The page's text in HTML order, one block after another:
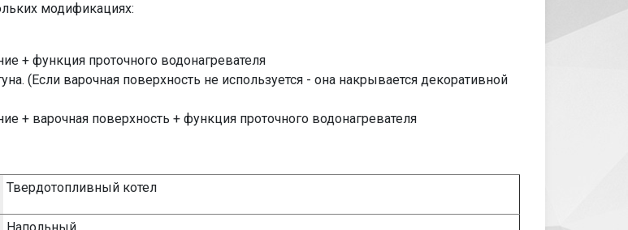
модификациях:
+ функция проточного водонагревателя
(Если варочная поверхность не используется - она накрывается декоративной
+ варочная поверхность + функция проточного водонагревателя
Твердотопливный котел